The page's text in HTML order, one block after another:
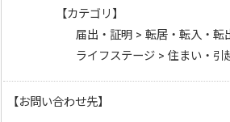
【カテゴリ】
届出・証明 > 転居・転入・転
ライフステージ > 住まい・引
【お問い合わせ先】